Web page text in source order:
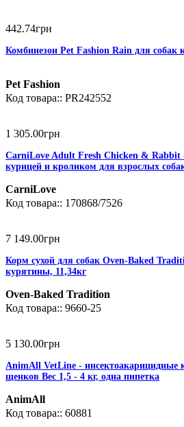
442.74грн
Комбинезон Pet Fashion Rain для собак
Pet Fashion
PR242552
1 305.00грн
CarniLove Adult Fresh Chicken &
курицей и кроликом для взрослых
CarniLove
170868/7526
7 149.00грн
Корм сухой для собак Oven-Baked
курятины, 11,34кг
Oven-Baked Tradition
9660-25
5 130.00грн
AnimAll VetLine - инсектоакарицидные
щенков Вес 1,5 - 4 кг, одна пипетка
AnimAll
60881